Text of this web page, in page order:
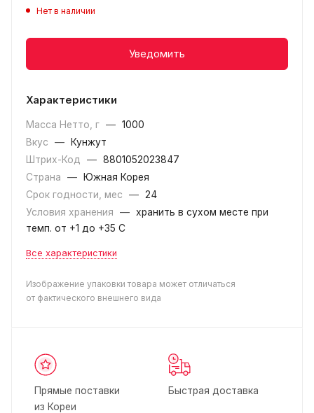
Нет в наличии
Уведомить
Характеристики
Масса Нетто, г — 1000
Вкус
—
Кунжут
Штрих-Код
— 8801052023847
Страна
—
Южная Корея
Срок годности, мес
— 24
Условия хранения
— хранить в сухом месте при
темп. от +1 до +35 С
Все характеристики
Изображение упаковки товара может отличаться
от фактического внешнего вида
Прямые поставки
из Кореи
Быстрая доставка